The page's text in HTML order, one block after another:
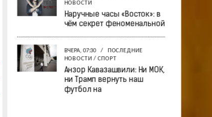
НОВОСТИ
Наручные часы «Восток»: в
чём секрет феноменальной
ВЧЕРА, 07:30 /
ПОСЛЕДНИЕ
НОВОСТИ / СПОРТ
Анзор Кавазашвили: Ни МОК,
ни Трамп вернуть наш
футбол на